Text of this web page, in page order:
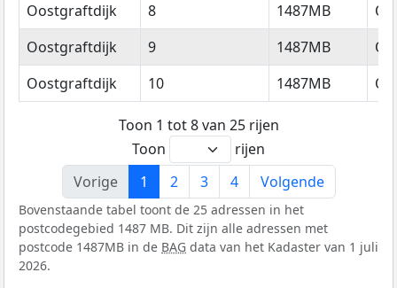
Oostgraftdijk
8 1487MB
Oostgraftdijk
9 1487MB
Oostgraftdijk
10 1487MB
Toon 1 tot 8 van 25 rijen
Toon
rijen
Vorige
1 2 3 4 Volgende
Bovenstaande tabel toont de 25 adressen in het
postcodegebied 1487 MB. Dit zijn alle adressen met
postcode 1487MB in de BAG data van het Kadaster van 1 juli
2026.